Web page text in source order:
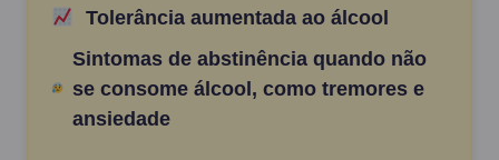
Tolerância aumentada ao álcool
Sintomas de abstinência quando não
se consome álcool, como tremores e
ansiedade